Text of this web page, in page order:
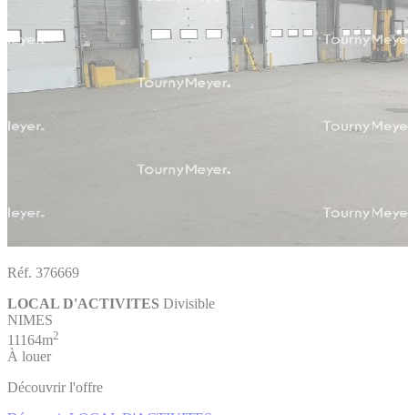
Réf. 376669
LOCAL D'ACTIVITES Divisible
NIMES
11164m2
À louer
Découvrir l'offre